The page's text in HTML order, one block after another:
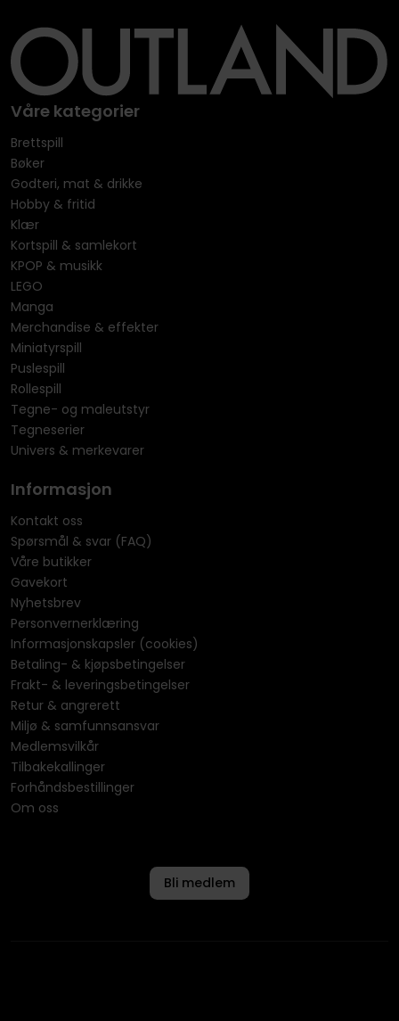
Våre kategorier
Brettspill
Bøker
Godteri, mat & drikke
Hobby & fritid
Klær
Kortspill & samlekort
KPOP & musikk
LEGO
Manga
Merchandise & effekter
Miniatyrspill
Puslespill
Rollespill
Tegne- og maleutstyr
Tegneserier
Univers & merkevarer
Informasjon
Kontakt oss
Spørsmål & svar (FAQ)
Våre butikker
Gavekort
Nyhetsbrev
Personvernerklæring
Informasjonskapsler (cookies)
Betaling- & kjøpsbetingelser
Frakt- & leveringsbetingelser
Retur & angrerett
Miljø & samfunnsansvar
Medlemsvilkår
Tilbakekallinger
Forhåndsbestillinger
Om oss
Bli medlem